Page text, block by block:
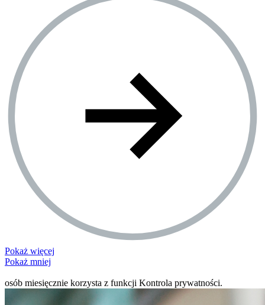
Pokaż więcej
Pokaż mniej
osób miesięcznie korzysta z funkcji Kontrola prywatności.